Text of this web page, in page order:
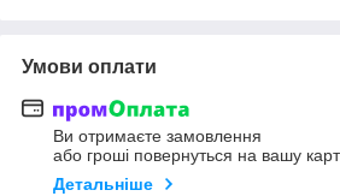
Умови оплати
Ви отримаєте замовлення
або гроші повернуться на вашу
Детальніше